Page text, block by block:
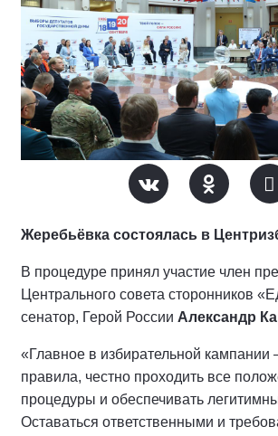
Жеребьёвка состоялась в
В процедуре принял участие член
Центрального совета сторонников
сенатор, Герой России Александр
«Главное в избирательной кампании
правила, честно проходить все
процедуры и обеспечивать
Оставаться ответственными и